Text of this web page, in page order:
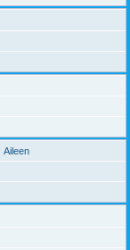
Aileen